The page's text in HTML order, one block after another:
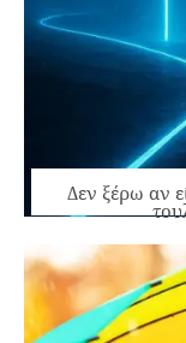
Δεν ξέρω αν